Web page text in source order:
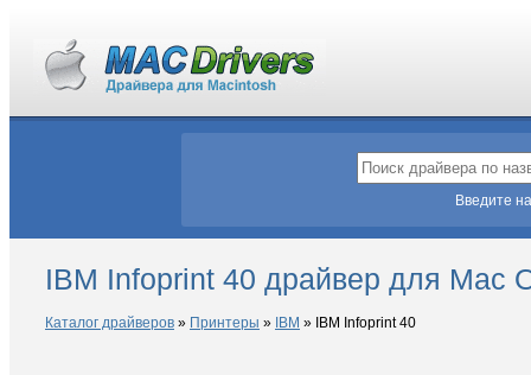
Введите
IBM Infoprint 40 драйвер для Mac
Каталог драйверов » Принтеры » IBM » IBM Infoprint 40